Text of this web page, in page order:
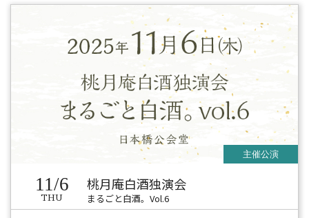
11/6
THU
桃月庵白酒独演会
まるごと白酒。Vol.6